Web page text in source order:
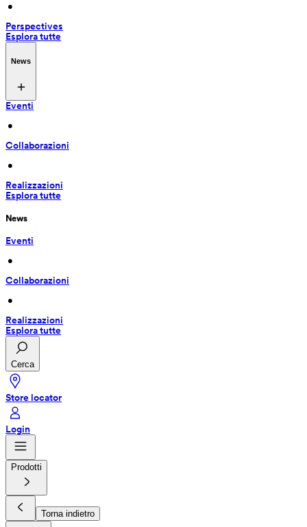
•
Perspectives
Esplora tutte
News
Eventi
•
Collaborazioni
•
Realizzazioni
Esplora tutte
News
Eventi
•
Collaborazioni
•
Realizzazioni
Esplora tutte
Cerca
Store locator
Login
Prodotti
Torna indietro